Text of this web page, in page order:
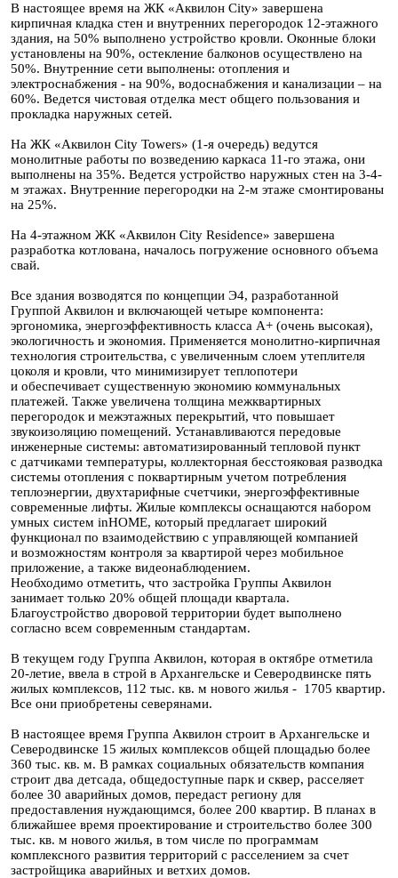
В настоящее время на ЖК «Аквилон City» завершена
кирпичная кладка стен и внутренних перегородок 12-этажного
здания, на 50% выполнено устройство кровли. Оконные блоки
установлены на 90%, остекление балконов осуществлено на
50%. Внутренние сети выполнены: отопления и
электроснабжения - на 90%, водоснабжения и канализации – на
60%. Ведется чистовая отделка мест общего пользования и
прокладка наружных сетей.
На ЖК «Аквилон City Towers» (1-я очередь) ведутся
монолитные работы по возведению каркаса 11-го этажа, они
выполнены на 35%. Ведется устройство наружных стен на 3-4-
м этажах. Внутренние перегородки на 2-м этаже смонтированы
на 25%.
На 4-этажном ЖК «Аквилон City Residence» завершена
разработка котлована, началось погружение основного объема
свай.
Все здания возводятся по концепции Э4, разработанной
Группой Аквилон и включающей четыре компонента:
эргономика, энергоэффективность класса А+ (очень высокая),
экологичность и экономия. Применяется монолитно-кирпичная
технология строительства, с увеличенным слоем утеплителя
цоколя и кровли, что минимизирует теплопотери
и обеспечивает существенную экономию коммунальных
платежей. Также увеличена толщина межквартирных
перегородок и межэтажных перекрытий, что повышает
звукоизоляцию помещений. Устанавливаются передовые
инженерные системы: автоматизированный тепловой пункт
с датчиками температуры, коллекторная бесстояковая разводка
системы отопления с поквартирным учетом потребления
теплоэнергии, двухтарифные счетчики, энергоэффективные
современные лифты. Жилые комплексы оснащаются набором
умных систем inHOME, который предлагает широкий
функционал по взаимодействию с управляющей компанией
и возможностям контроля за квартирой через мобильное
приложение, а также видеонаблюдением.
Необходимо отметить, что застройка Группы Аквилон
занимает только 20% общей площади квартала.
Благоустройство дворовой территории будет выполнено
согласно всем современным стандартам.
В текущем году Группа Аквилон, которая в октябре отметила
20-летие, ввела в строй в Архангельске и Северодвинске пять
жилых комплексов, 112 тыс. кв. м нового жилья - 1705 квартир.
Все они приобретены северянами.
В настоящее время Группа Аквилон строит в Архангельске и
Северодвинске 15 жилых комплексов общей площадью более
360 тыс. кв. м. В рамках социальных обязательств компания
строит два детсада, общедоступные парк и сквер, расселяет
более 30 аварийных домов, передаст региону для
предоставления нуждающимся, более 200 квартир. В планах в
ближайшее время проектирование и строительство более 300
тыс. кв. м нового жилья, в том числе по программам
комплексного развития территорий с расселением за счет
застройщика аварийных и ветхих домов.